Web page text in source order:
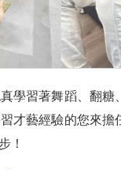
學習著舞蹈、翻
才藝經驗的您來
！